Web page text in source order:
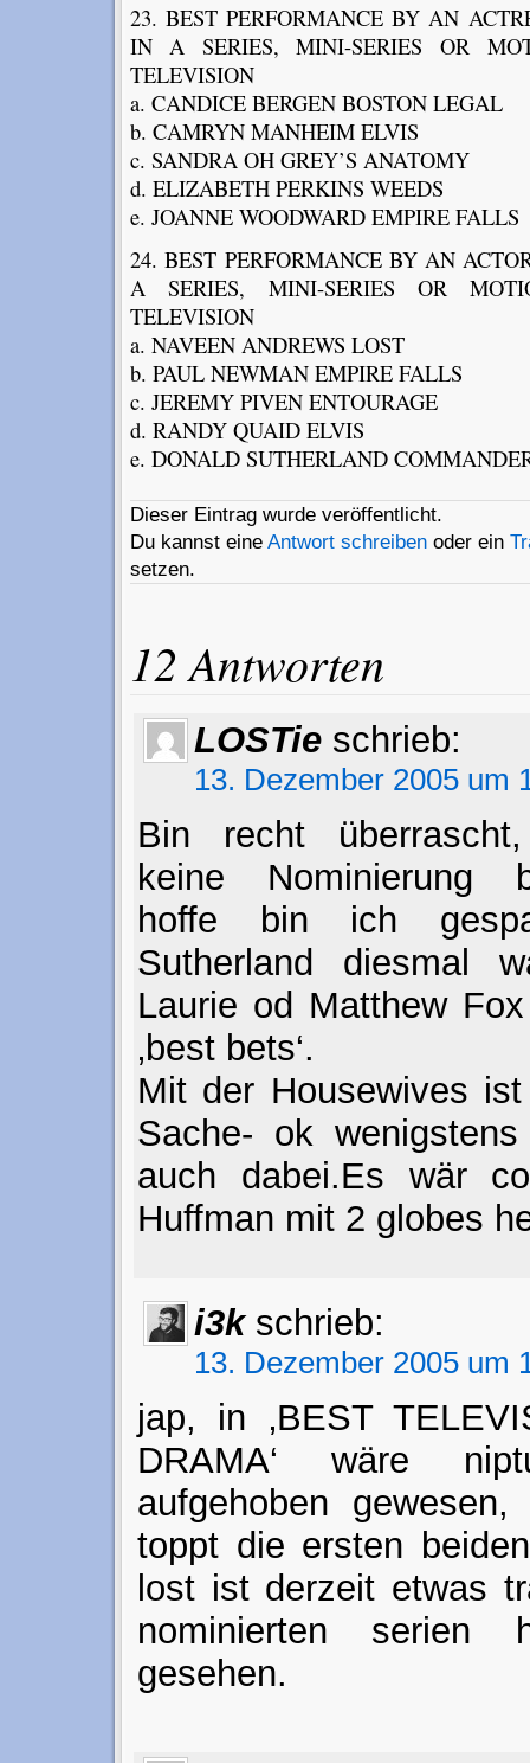
23. BEST PERFORMANCE BY AN
IN A SERIES, MINI-SERIES OR
TELEVISION
a. CANDICE BERGEN BOSTON LEGAL
b. CAMRYN MANHEIM ELVIS
c. SANDRA OH GREY’S ANATOMY
d. ELIZABETH PERKINS WEEDS
e. JOANNE WOODWARD EMPIRE FALLS
24. BEST PERFORMANCE BY AN
A SERIES, MINI-SERIES OR
TELEVISION
a. NAVEEN ANDREWS LOST
b. PAUL NEWMAN EMPIRE FALLS
c. JEREMY PIVEN ENTOURAGE
d. RANDY QUAID ELVIS
e. DONALD SUTHERLAND
Dieser Eintrag wurde veröffentlicht.
Du kannst eine Antwort schreibenoder ein
setzen.
12 Antworten
LOSTie schrieb:
13. Dezember 2005 um
Bin recht
keine Nominierung
hoffe bin ich
Sutherland diesmal
Laurie od Matthew
‚best bets‘.
Mit der Housewives
Sache- ok
auch dabei.Es wär
Huffman mit 2 globes
i3k schrieb:
13. Dezember 2005 um
jap, in ‚BEST
DRAMA‘ wäre
aufgehoben
toppt die ersten
lost ist derzeit etwas
nominierten
gesehen.